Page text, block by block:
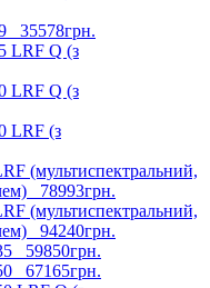
35578грн.
LRF Q (з
LRF Q (з
LRF (з
(мультиспектральний,
78993грн.
(мультиспектральний,
94240грн.
59850грн.
67165грн.